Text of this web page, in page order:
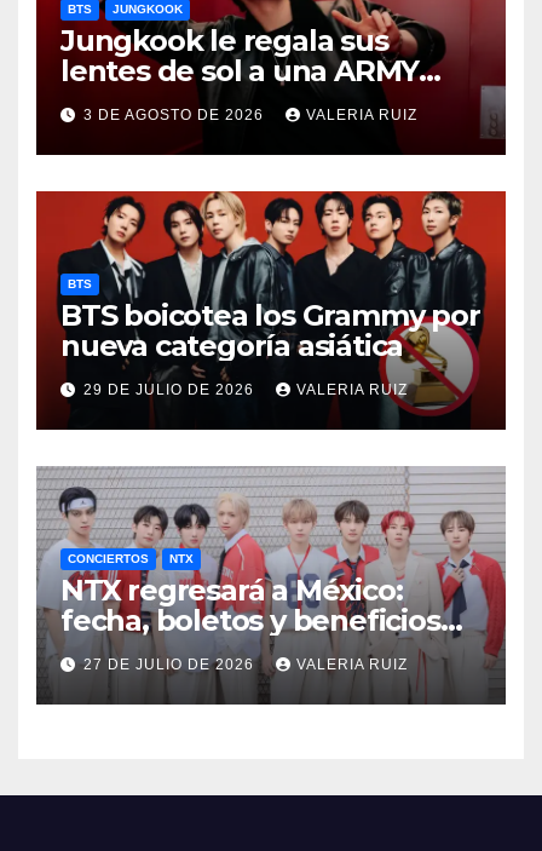
BTS JUNGKOOK
Jungkook le regala sus
lentes de sol a una ARMY
durante concierto de BTS
3 DE AGOSTO DE 2026 VALERIA RUIZ
BTS
BTS boicotea los Grammy por
nueva categoría asiática
29 DE JULIO DE 2026 VALERIA RUIZ
CONCIERTOS NTX
NTX regresará a México:
fecha, boletos y beneficios
VIP
27 DE JULIO DE 2026 VALERIA RUIZ